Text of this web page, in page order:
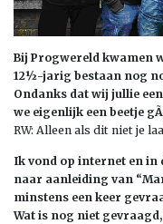
Bij Progwereld kwamen
12½-jarig bestaan nog
Ondanks dat wij jullie
we eigenlijk een beetje
RW: Alleen als dit niet je
Ik vond op internet en in
naar aanleiding van
minstens een keer
Wat is nog niet